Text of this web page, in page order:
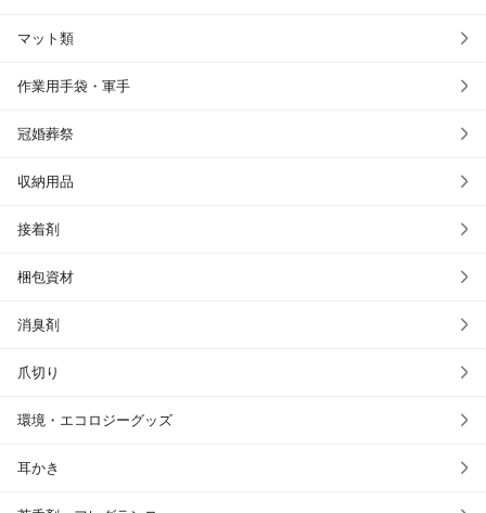
マット類
作業用手袋・軍手
冠婚葬祭
収納用品
接着剤
梱包資材
消臭剤
爪切り
環境・エコロジーグッズ
耳かき